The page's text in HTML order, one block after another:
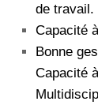
de travail.
Capacité
Bonne
Capacité